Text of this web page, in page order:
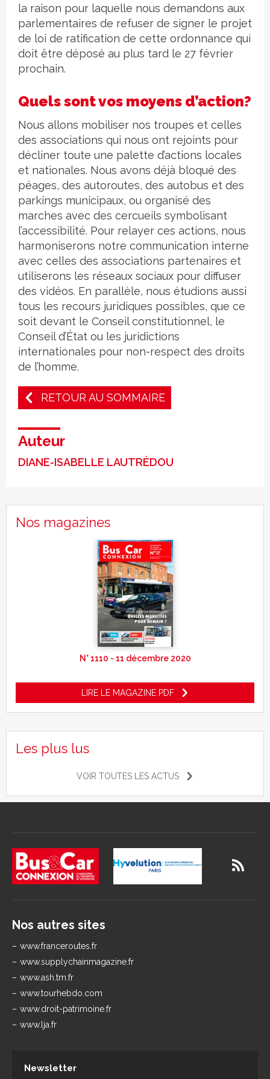
la raison pour laquelle nous demandons aux
parlementaires de refuser de signer le projet
de loi de ratification de cette ordonnance qui
doit être déposé au plus tard le 27 février
prochain.
Quels sont vos moyens d’action?
Nous allons mobiliser nos troupes et celles
des associations qui nous ont rejoints pour
décliner toute une palette d’actions locales
et nationales. Nous avons déjà bloqué des
péages, des autoroutes, des autobus et des
parkings municipaux, ou organisé des
marches avec des cercueils symbolisant
l’accessibilité. Pour relayer ces actions, nous
harmoniserons notre communication interne
avec celles des associations partenaires et
utiliserons les réseaux sociaux pour diffuser
des vidéos. En parallèle, nous étudions aussi
tous les recours juridiques possibles, que ce
soit devant le Conseil constitutionnel, le
Conseil d’État ou les juridictions
internationales pour non-respect des droits
de l’homme.
RETOUR AU SOMMAIRE
Auteur
DIANE-ISABELLE LAUTRÉDOU
Nos magazines
N° 1110 - 11 décembre 2020
LIRE LE MAGAZINE PDF
Les plus lus
VOIR TOUTES LES ACTUS
Nos autres sites
www.franceroutes.fr
www.supplychainmagazine.fr
www.ash.tm.fr
www.tourhebdo.com
www.droit-patrimoine.fr
www.lja.fr
Newsletter